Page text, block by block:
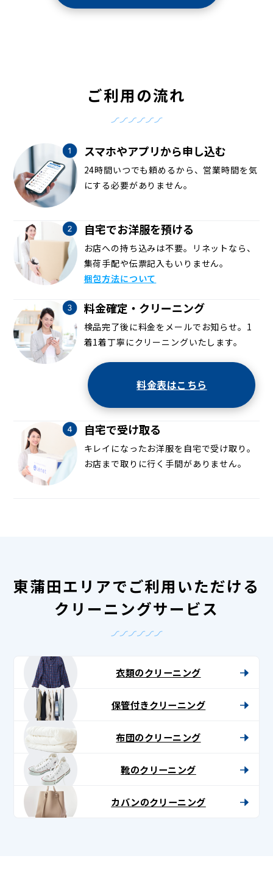
ご利用の流れ
スマホやアプリから申し込む
24時間いつでも頼めるから、営業時間を気
にする必要がありません。
自宅でお洋服を預ける
お店への持ち込みは不要。リネットなら、
集荷手配や伝票記入もいりません。
梱包方法について
料金確定・クリーニング
検品完了後に料金をメールでお知らせ。1
着1着丁寧にクリーニングいたします。
料金表はこちら
自宅で受け取る
キレイになったお洋服を自宅で受け取り。
お店まで取りに行く手間がありません。
東蒲田エリアでご利用いただける
クリーニングサービス
衣類のクリーニング
保管付きクリーニング
布団のクリーニング
靴のクリーニング
カバンのクリーニング